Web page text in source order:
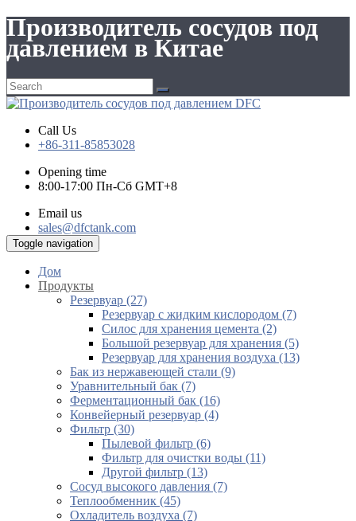
Производитель сосудов под
давлением в Китае
Call Us
+86-311-85853028
Opening time
8:00-17:00 Пн-Сб GMT+8
Email us
sales@dfctank.com
Toggle navigation
Дом
Продукты
Резервуар (27)
Резервуар с жидким кислородом (7)
Силос для хранения цемента (2)
Большой резервуар для хранения (5)
Резервуар для хранения воздуха (13)
Бак из нержавеющей стали (9)
Уравнительный бак (7)
Ферментационный бак (16)
Конвейерный резервуар (4)
Фильтр (30)
Пылевой фильтр (6)
Фильтр для очистки воды (11)
Другой фильтр (13)
Сосуд высокого давления (7)
Теплообменник (45)
Охладитель воздуха (7)